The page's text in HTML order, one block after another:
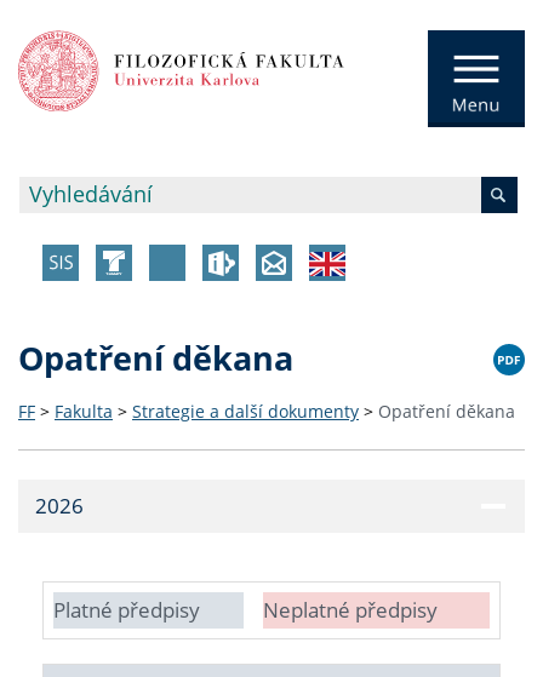
Opatření děkana
FF > Fakulta > Strategie a další dokumenty > Opatření děkana
2026
Platné předpisy Neplatné předpisy